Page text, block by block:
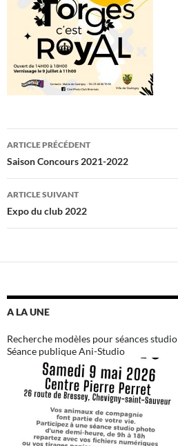
Navigation
des
articles
ARTICLE PRÉCÉDENT
Saison Concours 2021-2022
ARTICLE SUIVANT
Expo du club 2022
A LA UNE
Recherche modèles pour séances studio
Séance publique Ani-Studio